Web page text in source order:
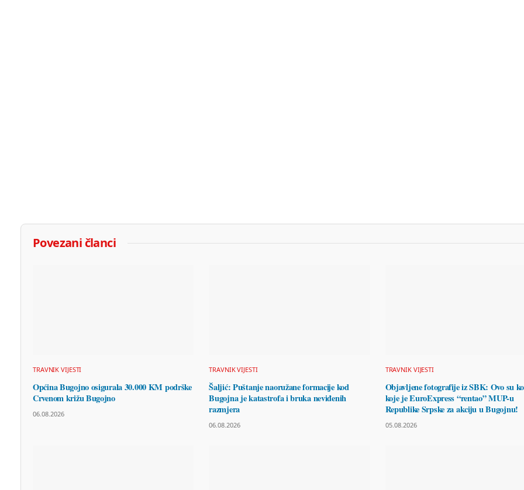
Povezani članci
TRAVNIK VIJESTI
Općina Bugojno osigurala 30.000 KM podrške
Crvenom križu Bugojno
06.08.2026
TRAVNIK VIJESTI
Šaljić: Puštanje naoružane formacije kod
Bugojna je katastrofa i bruka neviđenih
razmjera
06.08.2026
TRAVNIK VIJESTI
Objavljene fotografije iz SBK: Ovo su
koje je EuroExpress “rentao” MUP-u
Republike Srpske za akciju u Bugojnu!
05.08.2026